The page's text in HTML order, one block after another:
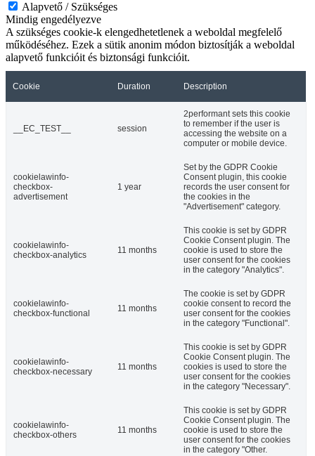
Alapvető / Szükséges
Mindig engedélyezve
A szükséges cookie-k elengedhetetlenek a weboldal megfelelő
működéséhez. Ezek a sütik anonim módon biztosítják a weboldal
alapvető funkcióit és biztonsági funkcióit.
Cookie Duration Description
__EC_TEST__ session
2performant sets this cookie
to remember if the user is
accessing the website on a
computer or mobile device.
cookielawinfo-
checkbox-
advertisement
1 year
Set by the GDPR Cookie
Consent plugin, this cookie
records the user consent for
the cookies in the
"Advertisement" category.
cookielawinfo-
checkbox-analytics
11 months
This cookie is set by GDPR
Cookie Consent plugin. The
cookie is used to store the
user consent for the cookies
in the category "Analytics".
cookielawinfo-
checkbox-functional
11 months
The cookie is set by GDPR
cookie consent to record the
user consent for the cookies
in the category "Functional".
cookielawinfo-
checkbox-necessary
11 months
This cookie is set by GDPR
Cookie Consent plugin. The
cookies is used to store the
user consent for the cookies
in the category "Necessary".
cookielawinfo-
checkbox-others
11 months
This cookie is set by GDPR
Cookie Consent plugin. The
cookie is used to store the
user consent for the cookies
in the category "Other.